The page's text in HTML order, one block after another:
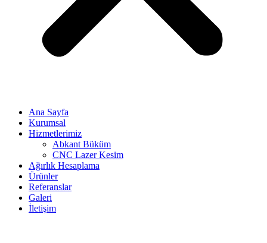
Ana Sayfa
Kurumsal
Hizmetlerimiz
Abkant Büküm
CNC Lazer Kesim
Ağırlık Hesaplama
Ürünler
Referanslar
Galeri
İletişim